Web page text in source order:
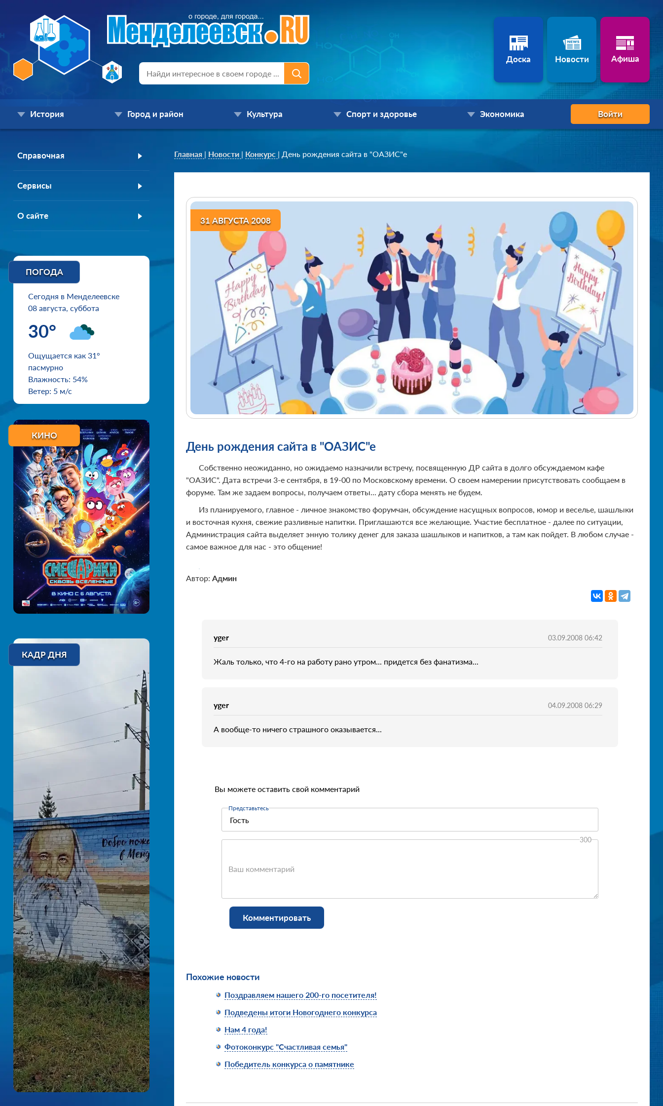
Доска Новости Афиша
История Город и район Культура Спорт и здоровье Экономика Войти
Справочная
Сервисы
О сайте
ПОГОДА
Сегодня в Менделеевске
08 августа, суббота
30°
Ощущается как 31°
пасмурно
Влажность: 54%
Ветер: 5 м/с
КИНО
КАДР ДНЯ
Главная | Новости | Конкурс | День рождения сайта в "ОАЗИС"е
31 АВГУСТА 2008
День рождения сайта в "ОАЗИС"е
Собственно неожиданно, но ожидаемо назначили встречу, посвященную ДР сайта в долго обсуждаемом кафе
"ОАЗИС". Дата встречи 3-е сентября, в 19-00 по Московскому времени. О своем намерении присутствовать сообщаем в
форуме. Там же задаем вопросы, получаем ответы... дату сбора менять не будем.
Из планируемого, главное - личное знакомство форумчан, обсуждение насущных вопросов, юмор и веселье, шашлыки
и восточная кухня, свежие разливные напитки. Приглашаются все желающие. Участие бесплатное - далее по ситуации,
Администрация сайта выделяет энную толику денег для заказа шашлыков и напитков, а там как пойдет. В любом случае -
самое важное для нас - это общение!
Автор: Админ
yger 03.09.2008 06:42
Жаль только, что 4-го на работу рано утром... придется без фанатизма...
yger 04.09.2008 06:29
А вообще-то ничего страшного оказывается...
Вы можете оставить свой комментарий
Представьтесь
Ваш комментарий
300
Комментировать
Похожие новости
Поздравляем нашего 200-го посетителя!
Подведены итоги Новогоднего конкурса
Нам 4 года!
Фотоконкурс "Счастливая семья"
Победитель конкурса о памятнике